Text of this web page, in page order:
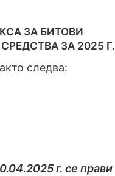
ЗА БИТОВИ
ЗА 2025 Г.
следва:
г. се прави